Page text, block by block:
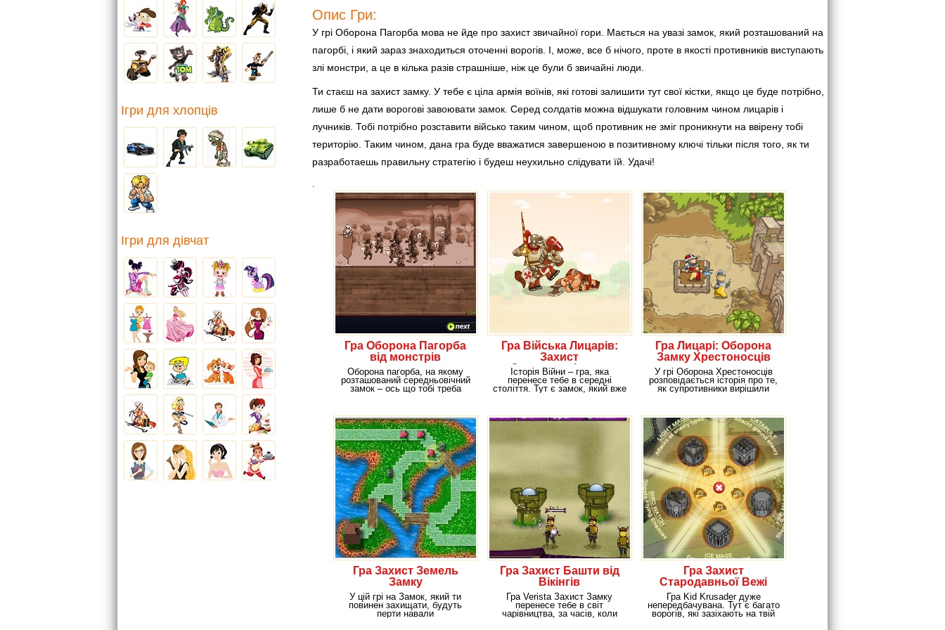
Опис Гри:
У грі Оборона Пагорба мова не йде про захист звичайної гори. Мається на увазі замок, який розташований на
пагорбі, і який зараз знаходиться оточенні ворогів. І, може, все б нічого, проте в якості противників виступають
злі монстри, а це в кілька разів страшніше, ніж це були б звичайні люди.
Ти стаєш на захист замку. У тебе є ціла армія воїнів, які готові залишити тут свої кістки, якщо це буде потрібно,
лише б не дати ворогові завоювати замок. Серед солдатів можна відшукати головним чином лицарів і
лучників. Тобі потрібно розставити військо таким чином, щоб противник не зміг проникнути на ввірену тобі
територію. Таким чином, дана гра буде вважатися завершеною в позитивному ключі тільки після того, як ти
разработаешь правильну стратегію і будеш неухильно слідувати їй. Удачі!
Гра Оборона Пагорба
від монстрів
Оборона пагорба, на якому
розташований середньовічний
замок – ось що тобі треба
Гра Війська Лицарів:
Захист
Середньовічного
Замку
Історія Війни – гра, яка
перенесе тебе в середні
століття. Тут є замок, який вже
Гра Лицарі: Оборона
Замку Хрестоносців
У грі Оборона Хрестоносців
розповідається історія про те,
як супротивники вирішили
Гра Захист Земель
Замку
У цій грі на Замок, який ти
повинен захищати, будуть
перти навали
Гра Захист Башти від
Вікінгів
Гра Verista Захист Замку
перенесе тебе в світ
чарівництва, за часів, коли
Гра Захист
Стародавньої Вежі
Гра Kid Krusader дуже
непередбачувана. Тут є багато
ворогів, які зазіхають на твій
Ігри для хлопців
Ігри для дівчат